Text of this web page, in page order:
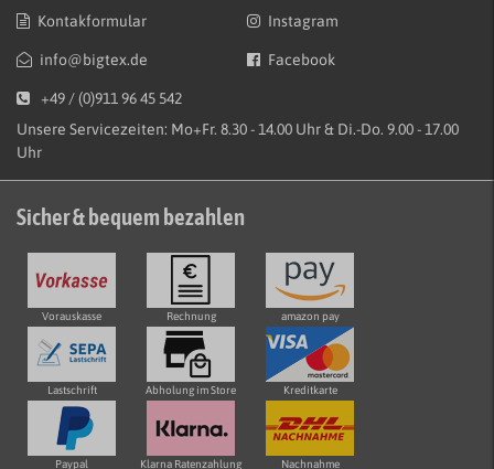
Kontakformular
info@bigtex.de
Instagram
Facebook
+49 / (0)911 96 45 542
Unsere Servicezeiten: Mo+Fr. 8.30 - 14.00 Uhr & Di.-Do. 9.00 - 17.00
Uhr
Sicher & bequem bezahlen
Vorauskasse Rechnung amazon pay
Lastschrift Abholung im Store Kreditkarte
Paypal Klarna Ratenzahlung Nachnahme